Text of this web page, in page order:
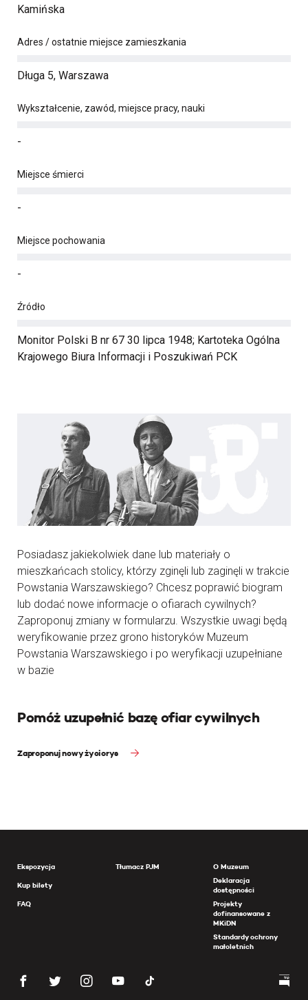
Kamińska
Adres / ostatnie miejsce zamieszkania
Długa 5, Warszawa
Wykształcenie, zawód, miejsce pracy, nauki
-
Miejsce śmierci
-
Miejsce pochowania
-
Źródło
Monitor Polski B nr 67 30 lipca 1948; Kartoteka Ogólna
Krajowego Biura Informacji i Poszukiwań PCK
Posiadasz jakiekolwiek dane lub materiały o
mieszkańcach stolicy, którzy zginęli lub zaginęli w trakcie
Powstania Warszawskiego? Chcesz poprawić biogram
lub dodać nowe informacje o ofiarach cywilnych?
Zaproponuj zmiany w formularzu. Wszystkie uwagi będą
weryfikowanie przez grono historyków Muzeum
Powstania Warszawskiego i po weryfikacji uzupełniane
w bazie
Pomóż uzupełnić bazę ofiar cywilnych
Zaproponuj nowy życiorys
Ekspozycja
Kup bilety
FAQ
Tłumacz PJM
O Muzeum
Deklaracja
dostępności
Projekty
dofinansowane z
MKiDN
Standardy ochrony
małoletnich